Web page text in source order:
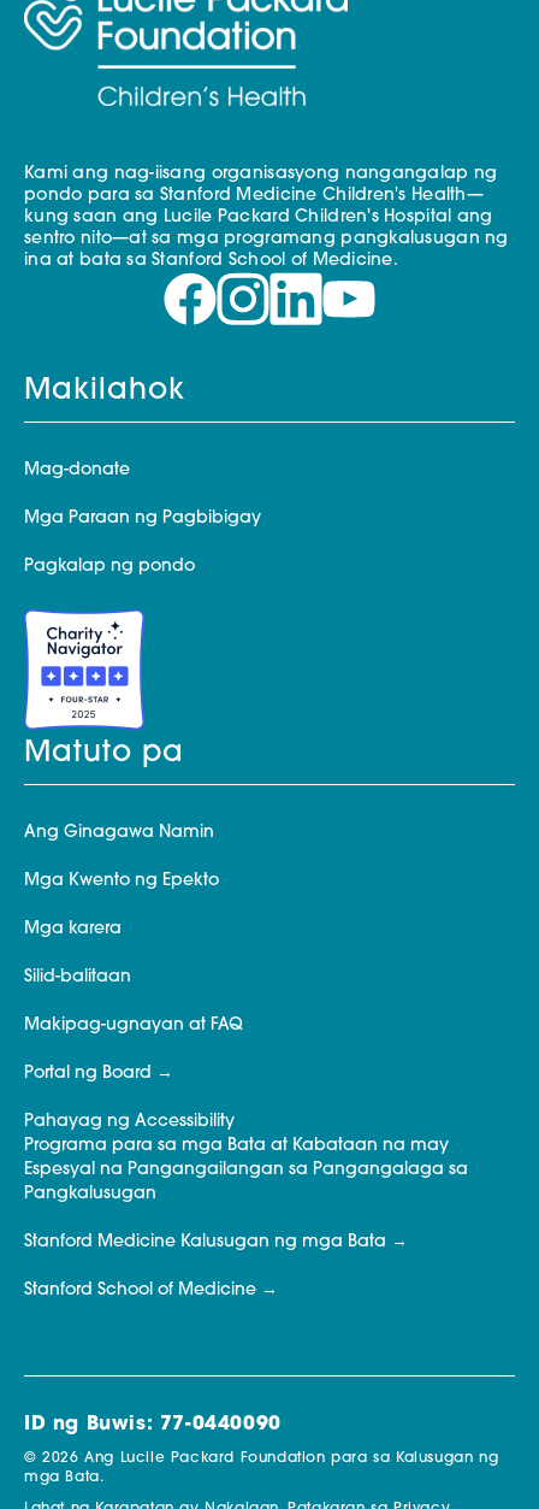
Kami ang nag-iisang organisasyong nangangalap ng
pondo para sa Stanford Medicine Children's Health—
kung saan ang Lucile Packard Children's Hospital ang
sentro nito—at sa mga programang pangkalusugan ng
ina at bata sa Stanford School of Medicine.
Makilahok
Mag-donate
Mga Paraan ng Pagbibigay
Pagkalap ng pondo
Matuto pa
Ang Ginagawa Namin
Mga Kwento ng Epekto
Mga karera
Silid-balitaan
Makipag-ugnayan at FAQ
Portal ng Board
Pahayag ng Accessibility
Programa para sa mga Bata at Kabataan na may
Espesyal na Pangangailangan sa Pangangalaga sa
Pangkalusugan
Stanford Medicine Kalusugan ng mga Bata
Stanford School of Medicine
ID ng Buwis: 77-0440090
© 2026 Ang Lucile Packard Foundation para sa Kalusugan ng
mga Bata.